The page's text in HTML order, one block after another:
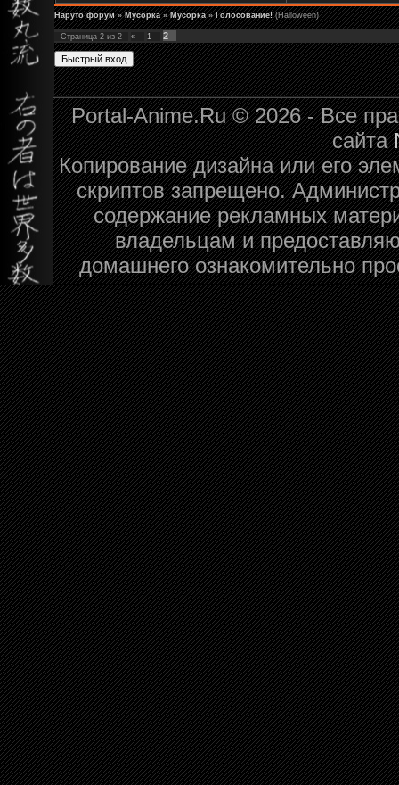
Наруто форум » Мусорка » Мусорка » Голосование! (Halloween)
Страница 2 из 2 « 1 2
Portal-Anime.Ru © 2026 - Все
сайта
Копирование дизайна или его
скриптов запрещено.
содержание рекламных
владельцам и
домашнего ознакомительно